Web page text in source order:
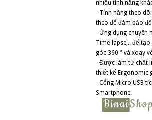
nhiều tính năng
- Tính năng theo
theo để đảm bảo
- Ứng dụng chuyên
Time-lapse,.. để
góc 360 ° và xoay
- Được làm từ chất
thiết kế Ergonomic
- Cổng Micro USB
Smartphone.